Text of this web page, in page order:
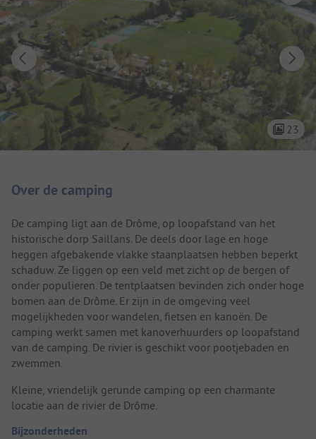
23
Over de camping
De camping ligt aan de Drôme, op loopafstand van het
historische dorp Saillans. De deels door lage en hoge
heggen afgebakende vlakke staanplaatsen hebben beperkt
schaduw. Ze liggen op een veld met zicht op de bergen of
onder populieren. De tentplaatsen bevinden zich onder hoge
bomen aan de Drôme. Er zijn in de omgeving veel
mogelijkheden voor wandelen, fietsen en kanoën. De
camping werkt samen met kanoverhuurders op loopafstand
van de camping. De rivier is geschikt voor pootjebaden en
zwemmen.
Kleine, vriendelijk gerunde camping op een charmante
locatie aan de rivier de Drôme.
Bijzonderheden